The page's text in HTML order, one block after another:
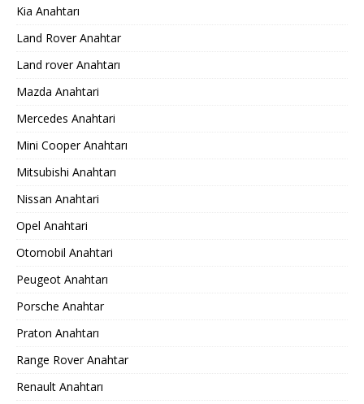
Kia Anahtarı
Land Rover Anahtar
Land rover Anahtarı
Mazda Anahtari
Mercedes Anahtari
Mini Cooper Anahtarı
Mitsubishi Anahtarı
Nissan Anahtari
Opel Anahtari
Otomobil Anahtari
Peugeot Anahtarı
Porsche Anahtar
Praton Anahtarı
Range Rover Anahtar
Renault Anahtarı